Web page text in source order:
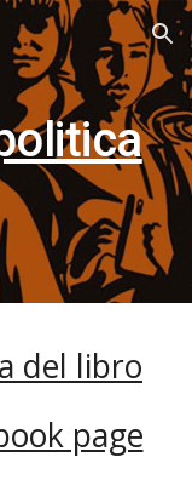
Skip to navigation
del libro
page